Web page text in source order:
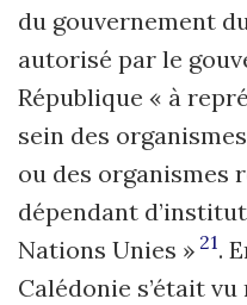
du gouvernement
autorisé par le
République « à
sein des
ou des organismes
dépendant
Nations Unies » 21.
Calédonie s’était